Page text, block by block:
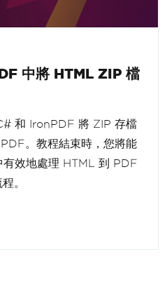
中將 HTML ZIP 檔
和 IronPDF 將 ZIP 存檔
。教程結束時，您將能
效地處理 HTML 到 PDF
。